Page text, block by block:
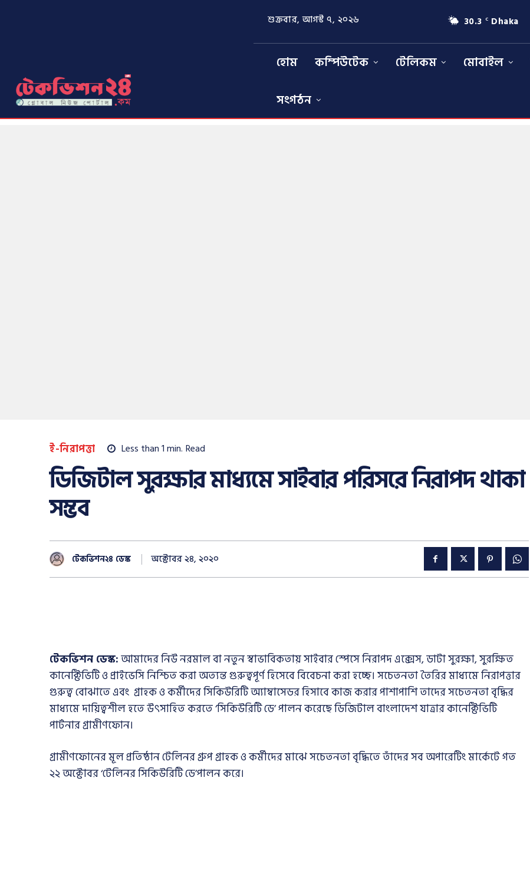
শুক্রবার, আগস্ট ৭, ২০২৬ 30.3 C Dhaka
হোম কম্পিউটেক টেলিকম মোবাইল
সংগঠন
ই-নিরাপত্তা Less than 1min. Read
ডিজিটাল সুরক্ষার মাধ্যমে সাইবার পরিসরে নিরাপদ থাকা
সম্ভব
টেকভিশন২৪ ডেস্ক অক্টোবর ২৪, ২০২০
টেকভিশন ডেস্ক:আমাদের নিউ নরমাল বা নতুন স্বাভাবিকতায় সাইবার স্পেসে নিরাপদ এক্সেস, ডাটা সুরক্ষা, সুরক্ষিত
কানেক্টিভিটি ও প্রাইভেসি নিশ্চিত করা অত্যন্ত গুরুত্বপূর্ণ হিসেবে বিবেচনা করা হচ্ছে। সচেতনতা তৈরির মাধ্যমে নিরাপত্তার
গুরুত্ব বোঝাতে এবং গ্রাহক ও কর্মীদের সিকিউরিটি অ্যাম্বাসেডর হিসাবে কাজ করার পাশাপাশি তাদের সচেতনতা বৃদ্ধির
মাধ্যমে দায়িত্বশীল হতে উৎসাহিত করতে ‘সিকিউরিটি ডে’ পালন করেছে ডিজিটাল বাংলাদেশ যাত্রার কানেক্টিভিটি
পার্টনার গ্রামীণফোন।
গ্রামীণফোনের মূল প্রতিষ্ঠান টেলিনর গ্রুপ গ্রাহক ও কর্মীদের মাঝে সচেতনতা বৃদ্ধিতে তাঁদের সব অপারেটিং মার্কেটে গত
২২ অক্টোবর ‘টেলিনর সিকিউরিটি ডে’পালন করে।